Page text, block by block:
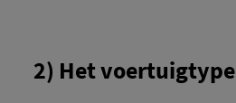
2) Het voertuigtype